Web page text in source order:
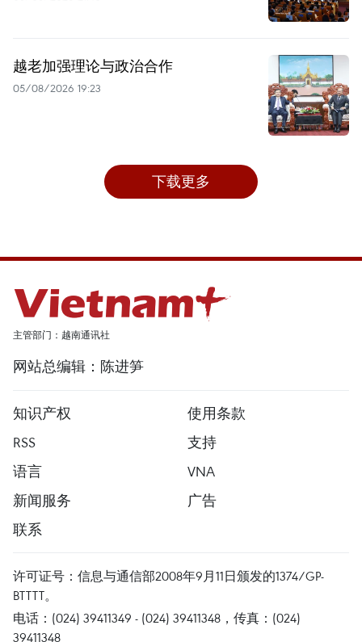
越老加强理论与政治合作
05/08/2026 19:23
下载更多
主管部门：越南通讯社
网站总编辑：陈进笋
知识产权
使用条款
RSS
支持
语言
VNA
新闻服务
广告
联系
许可证号：信息与通信部2008年9月11日颁发的1374/GP-
BTTTT。
电话：(024) 39411349 - (024) 39411348，传真：(024)
39411348